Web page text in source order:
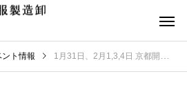
ト情報 1月31日、2月1,3,4日 京都開催 絞り染め「浴衣早期受注展」のご案内。